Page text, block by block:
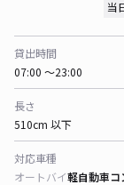
当
貸出時間
07:00 〜23:00
長さ
510cm 以下
対応車種
オートバイ軽自動車